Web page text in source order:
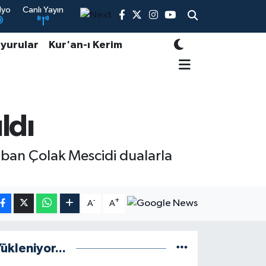
Canlı Yayın
Kur'an-ı Kerim
Çolak Mescidi dualarla
A- A+